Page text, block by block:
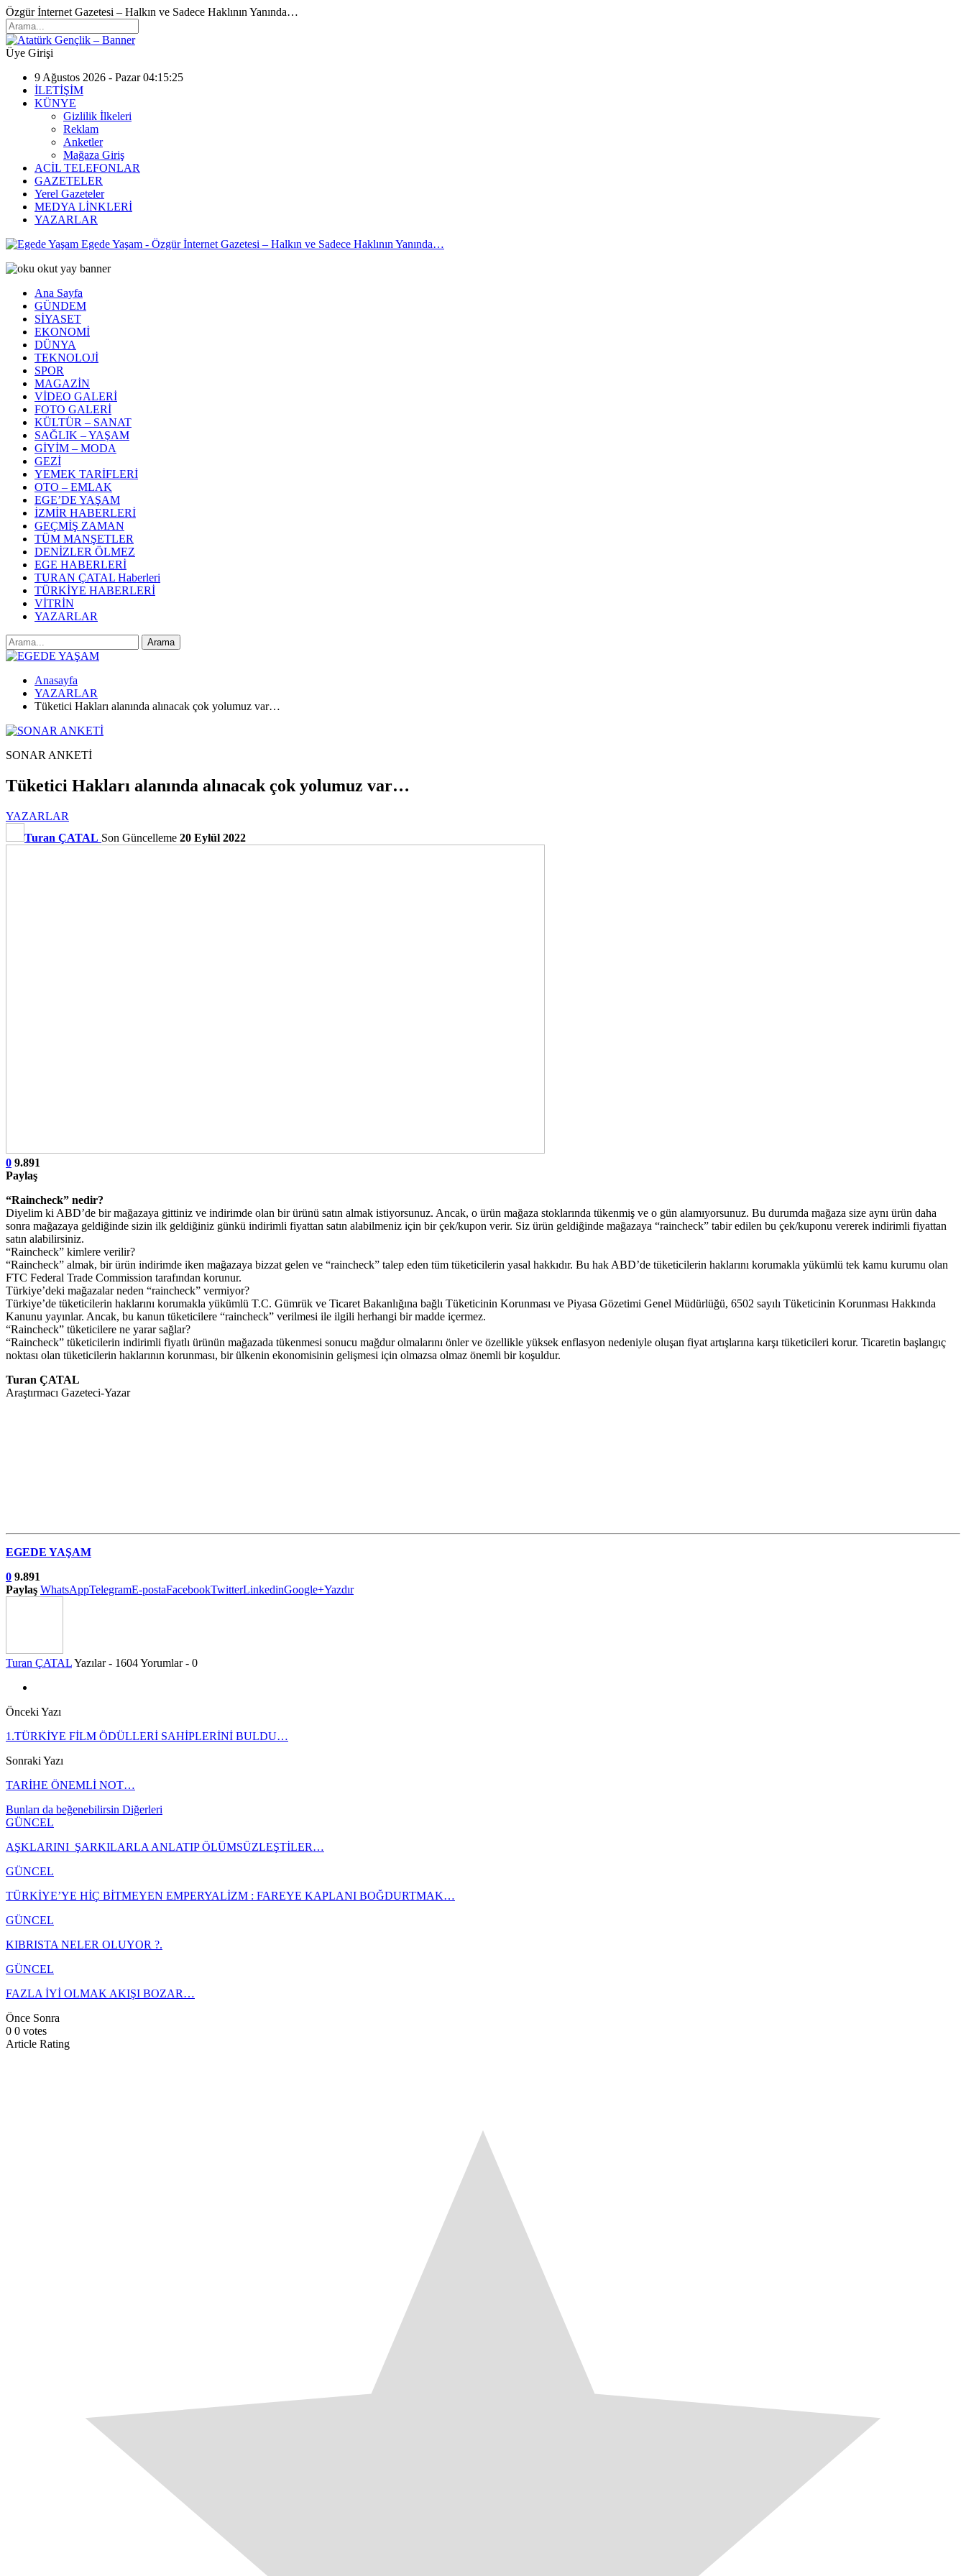
Özgür İnternet Gazetesi – Halkın ve Sadece Haklının Yanında…
Üye Girişi
9 Ağustos 2026 - Pazar 04:15:25
İLETİŞİM
KÜNYE
Gizlilik İlkeleri
Reklam
Anketler
Mağaza Giriş
ACİL TELEFONLAR
GAZETELER
Yerel Gazeteler
MEDYA LİNKLERİ
YAZARLAR
Egede Yaşam - Özgür İnternet Gazetesi – Halkın ve Sadece Haklının Yanında…
Ana Sayfa
GÜNDEM
SİYASET
EKONOMİ
DÜNYA
TEKNOLOJİ
SPOR
MAGAZİN
VİDEO GALERİ
FOTO GALERİ
KÜLTÜR – SANAT
SAĞLIK – YAŞAM
GİYİM – MODA
GEZİ
YEMEK TARİFLERİ
OTO – EMLAK
EGE’DE YAŞAM
İZMİR HABERLERİ
GEÇMİŞ ZAMAN
TÜM MANŞETLER
DENİZLER ÖLMEZ
EGE HABERLERİ
TURAN ÇATAL Haberleri
TÜRKİYE HABERLERİ
VİTRİN
YAZARLAR
Anasayfa
YAZARLAR
Tüketici Hakları alanında alınacak çok yolumuz var…
SONAR ANKETİ
Tüketici Hakları alanında alınacak çok yolumuz var…
YAZARLAR
Turan ÇATAL Son Güncelleme 20 Eylül 2022
0 9.891
Paylaş
“Raincheck” nedir?
Diyelim ki ABD’de bir mağazaya gittiniz ve indirimde olan bir ürünü satın almak istiyorsunuz. Ancak, o ürün mağaza stoklarında tükenmiş ve o gün alamıyorsunuz. Bu durumda mağaza size aynı ürün daha
sonra mağazaya geldiğinde sizin ilk geldiğiniz günkü indirimli fiyattan satın alabilmeniz için bir çek/kupon verir. Siz ürün geldiğinde mağazaya “raincheck” tabir edilen bu çek/kuponu vererek indirimli fiyattan
satın alabilirsiniz.
“Raincheck” kimlere verilir?
“Raincheck” almak, bir ürün indirimde iken mağazaya bizzat gelen ve “raincheck” talep eden tüm tüketicilerin yasal hakkıdır. Bu hak ABD’de tüketicilerin haklarını korumakla yükümlü tek kamu kurumu olan
FTC Federal Trade Commission tarafından korunur.
Türkiye’deki mağazalar neden “raincheck” vermiyor?
Türkiye’de tüketicilerin haklarını korumakla yükümlü T.C. Gümrük ve Ticaret Bakanlığına bağlı Tüketicinin Korunması ve Piyasa Gözetimi Genel Müdürlüğü, 6502 sayılı Tüketicinin Korunması Hakkında
Kanunu yayınlar. Ancak, bu kanun tüketicilere “raincheck” verilmesi ile ilgili herhangi bir madde içermez.
“Raincheck” tüketicilere ne yarar sağlar?
“Raincheck” tüketicilerin indirimli fiyatlı ürünün mağazada tükenmesi sonucu mağdur olmalarını önler ve özellikle yüksek enflasyon nedeniyle oluşan fiyat artışlarına karşı tüketicileri korur. Ticaretin başlangıç
noktası olan tüketicilerin haklarının korunması, bir ülkenin ekonomisinin gelişmesi için olmazsa olmaz önemli bir koşuldur.
Turan ÇATAL
Araştırmacı Gazeteci-Yazar
EGEDE YAŞAM
0 9.891
Paylaş WhatsAppTelegramE-postaFacebookTwitterLinkedinGoogle+Yazdır
Turan ÇATALYazılar - 1604Yorumlar - 0
Önceki Yazı
1.TÜRKİYE FİLM ÖDÜLLERİ SAHİPLERİNİ BULDU…
Sonraki Yazı
TARİHE ÖNEMLİ NOT…
Bunları da beğenebilirsin Diğerleri
GÜNCEL
AŞKLARINI ŞARKILARLA ANLATIP ÖLÜMSÜZLEŞTİLER…
GÜNCEL
TÜRKİYE’YE HİÇ BİTMEYEN EMPERYALİZM : FAREYE KAPLANI BOĞDURTMAK…
GÜNCEL
KIBRISTA NELER OLUYOR ?.
GÜNCEL
FAZLA İYİ OLMAK AKIŞI BOZAR…
Önce Sonra
0 0 votes
Article Rating